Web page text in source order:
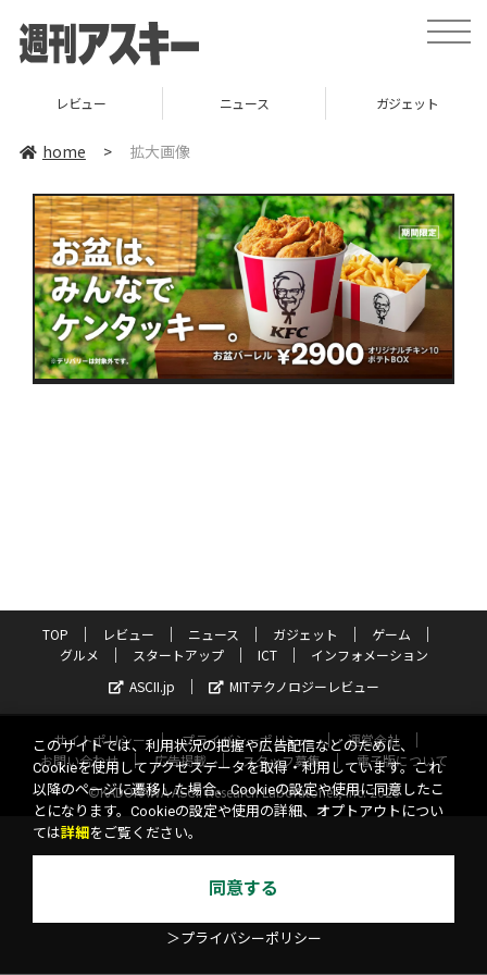
toggle
レビュー ニュース ガジェット
home > 拡大画像
TOP レビュー ニュース ガジェット
ゲーム
グルメ
スタートアップ ICT
インフォメーション
ASCII.jp
MITテクノロジーレビュー
サイトポリシー プライバシーポリシー
運営会社
お問い合わせ
広告掲載 スタッフ募集
電子版について
©KADOKAWA ASCII Research Laboratories, Inc. 2026
このサイトでは、利用状況の把握や広告配信などのために、
Cookieを使用してアクセスデータを取得・利用しています。これ
以降のページに遷移した場合、Cookieの設定や使用に同意したこ
とになります。Cookieの設定や使用の詳細、オプトアウトについ
ては詳細 をご覧ください。
同意する
＞プライバシーポリシー